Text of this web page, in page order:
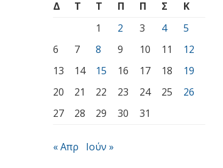
Δ Τ Τ Π Π Σ
Κ
1
2 3 4
5
6
7 8 9 10 11
12
13
14 15 16 17 18
19
20
21 22 23 24 25
26
27
28 29 30 31
« Απρ Ιούν »